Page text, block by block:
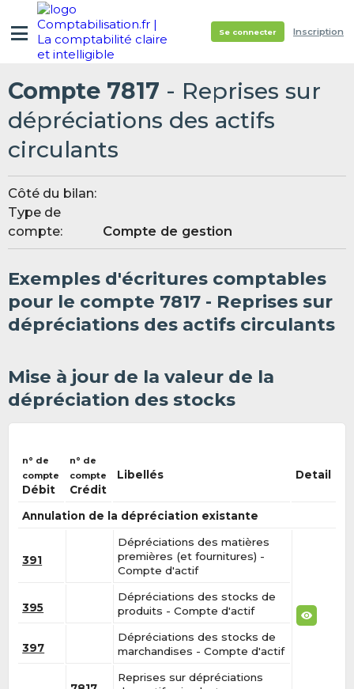
Se connecter Inscription
Compte 7817 - Reprises sur
dépréciations des actifs
circulants
Côté du bilan:
Type de
compte:
Compte de gestion
Exemples d'écritures comptables
pour le compte 7817 - Reprises sur
dépréciations des actifs circulants
Mise à jour de la valeur de la
dépréciation des stocks
n° de
compte
Débit
n° de
compte
Crédit
Libellés Detail
Annulation de la dépréciation existante
391
Dépréciations des matières
premières (et fournitures) -
Compte d'actif
395
Dépréciations des stocks de
produits - Compte d'actif
397
Dépréciations des stocks de
marchandises - Compte d'actif
Reprises sur dépréciations